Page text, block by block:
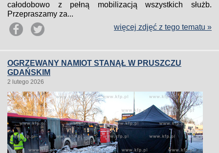
całodobowo z pełną mobilizacją wszystkich służb.
Przepraszamy za...
więcej zdjęć z tego tematu »
OGRZEWANY NAMIOT STANĄŁ W PRUSZCZU
GDAŃSKIM
2 lutego 2026